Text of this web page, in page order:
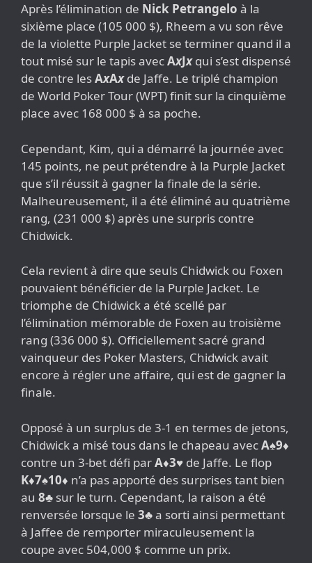
Après l’élimination de Nick Petrangelo à la
sixième place (105 000 $), Rheem a vu son rêve
de la violette Purple Jacket se terminer quand il a
tout misé sur le tapis avecAxJxqui s’est dispensé
de contre lesAxAxde Jaffe. Le triplé champion
de World Poker Tour (WPT) finit sur la cinquième
place avec 168 000 $ à sa poche.
Cependant, Kim, qui a démarré la journée avec
145 points, ne peut prétendre à la Purple Jacket
que s’il réussit à gagner la finale de la série.
Malheureusement, il a été éliminé au quatrième
rang, (231 000 $) après une surpris contre
Chidwick.
Cela revient à dire que seuls Chidwick ou Foxen
pouvaient bénéficier de la Purple Jacket. Le
triomphe de Chidwick a été scellé par
l’élimination mémorable de Foxen au troisième
rang (336 000 $). Officiellement sacré grand
vainqueur des Poker Masters, Chidwick avait
encore à régler une affaire, qui est de gagner la
finale.
Opposé à un surplus de 3-1 en termes de jetons,
Chidwick a misé tous dans le chapeau avecA♠9♦
contre un 3-bet défi parA♦3♥ de Jaffe. Le flop
K♦7♠10♦ n’a pas apporté des surprises tant bien
au 8♣ sur le turn. Cependant, la raison a été
renversée lorsque le 3♣a sorti ainsi permettant
à Jaffee de remporter miraculeusement la
coupe avec 504,000 $ comme un prix.